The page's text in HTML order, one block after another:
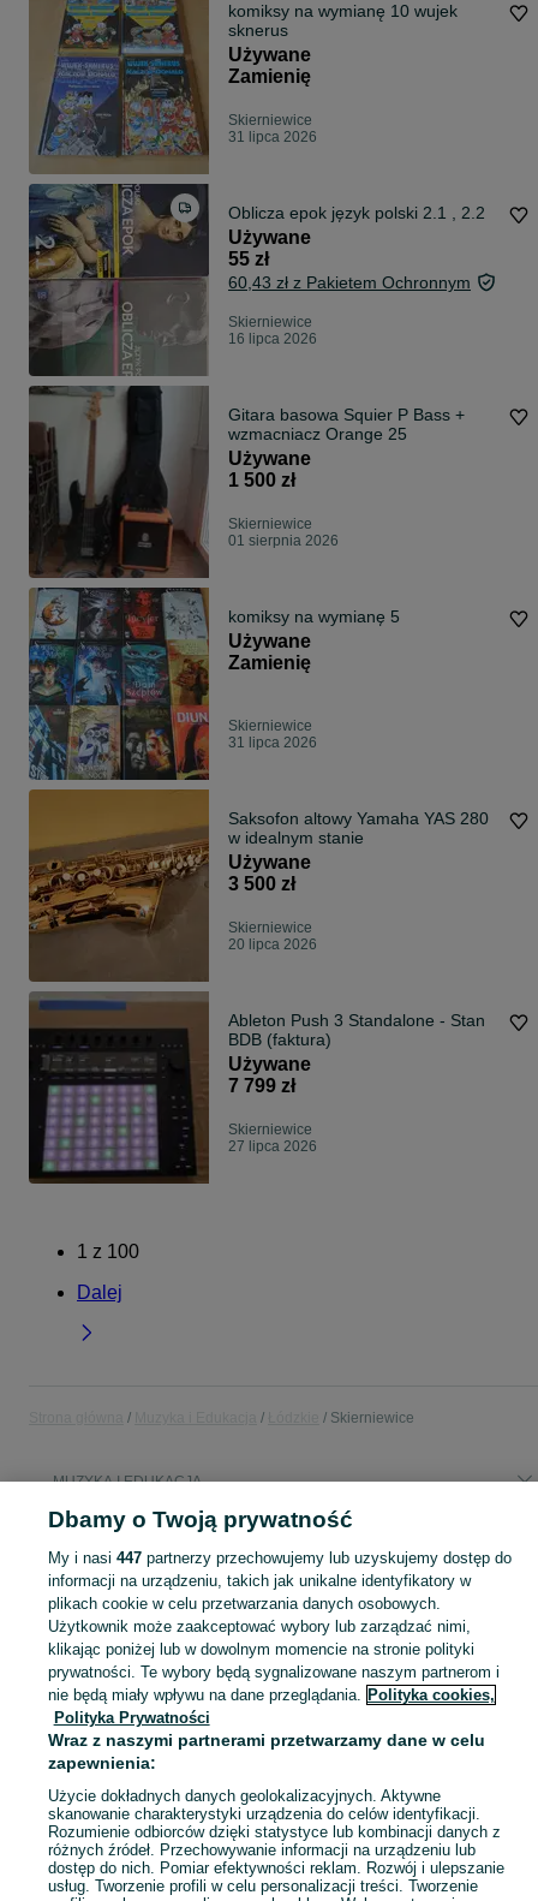
komiksy na wymianę 10 wujek
sknerus
Używane
Zamienię
Skierniewice
31 lipca 2026
Oblicza epok język polski 2.1 , 2.2
Używane
55 zł
60,43 zł z Pakietem Ochronnym
Skierniewice
16 lipca 2026
Gitara basowa Squier P Bass +
wzmacniacz Orange 25
Używane
1 500 zł
Skierniewice
01 sierpnia 2026
komiksy na wymianę 5
Używane
Zamienię
Skierniewice
31 lipca 2026
Saksofon altowy Yamaha YAS 280
w idealnym stanie
Używane
3 500 zł
Skierniewice
20 lipca 2026
Ableton Push 3 Standalone - Stan
BDB (faktura)
Używane
7 799 zł
Skierniewice
27 lipca 2026
1 z 100
Dalej
Skierniewice
MUZYKA I EDUKACJA
Sprzedaż towarów dla relaksu, twórczości i nauki Skierniewice ▶️ Nowe i używane instrumenty, książki, filmy i inne ✌ Kupuj i sprzedawaj na OLX.pl!
Mapa kategorii
Mapa miejscowości
Mapa ministron
Popularne wyszukiwania
Dbamy o Twoją prywatność
My i nasi 447partnerzy przechowujemy lub uzyskujemy dostęp do
informacji na urządzeniu, takich jak unikalne identyfikatory w
plikach cookie w celu przetwarzania danych osobowych.
Użytkownik może zaakceptować wybory lub zarządzać nimi,
klikając poniżej lub w dowolnym momencie na stronie polityki
prywatności. Te wybory będą sygnalizowane naszym partnerom i
nie będą miały wpływu na dane przeglądania. Polityka cookies,
Polityka Prywatności
Wraz z naszymi partnerami przetwarzamy dane w celu
zapewnienia:
Użycie dokładnych danych geolokalizacyjnych. Aktywne
skanowanie charakterystyki urządzenia do celów identyfikacji.
Rozumienie odbiorców dzięki statystyce lub kombinacji danych z
różnych źródeł. Przechowywanie informacji na urządzeniu lub
dostęp do nich. Pomiar efektywności reklam. Rozwój i ulepszanie
usług. Tworzenie profili w celu personalizacji treści. Tworzenie